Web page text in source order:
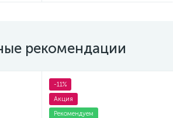
рекомендации
-11%
Акция
Рекомендуем